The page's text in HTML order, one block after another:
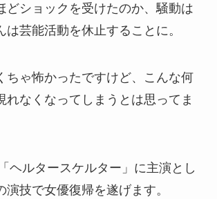
どショックを受けたのか、騒動は
は芸能活動を休止することに。
ちゃ怖かったですけど、こんな何
れなくなってしまうとは思ってま
ヘルタースケルター」に主演とし
演技で女優復帰を遂げます。